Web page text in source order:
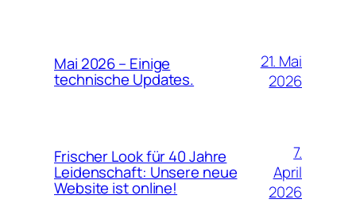
Mai 2026 – Einige
technische Updates.
21. Mai
2026
Frischer Look für 40 Jahre
Leidenschaft: Unsere neue
Website ist online!
7.
April
2026